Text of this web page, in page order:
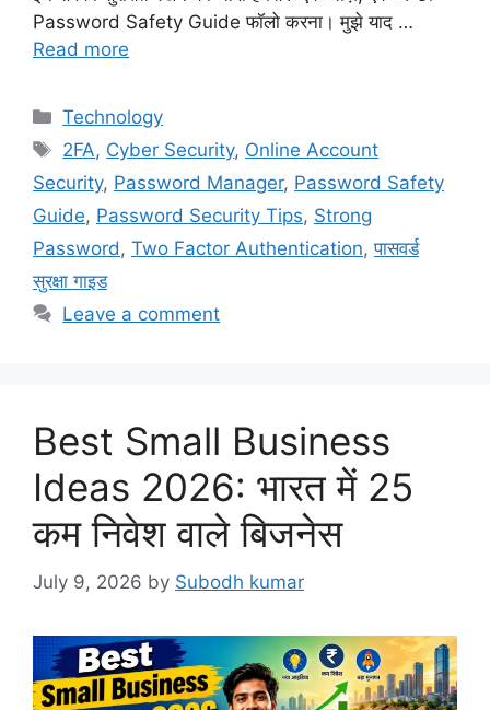
Password Safety Guide फॉलो करना। मुझे याद …
Read more
Technology
2FA, Cyber Security, Online Account
Security, Password Manager, Password Safety
Guide, Password Security Tips, Strong
Password, Two Factor Authentication,पासवर्ड
सुरक्षा गाइड
Leave a comment
Best Small Business
Ideas 2026: भारत में 25
कम निवेश वाले बिजनेस
July 9, 2026 by Subodh kumar